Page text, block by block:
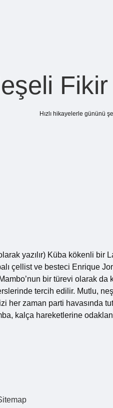
Fikir
Hızlı hikayelerle gününü
yazılır) Küba kökenli bir
çellist ve besteci Enrique
bir türevi olarak
tercih edilir. Mutlu,
her zaman parti havasında
kalça hareketlerine